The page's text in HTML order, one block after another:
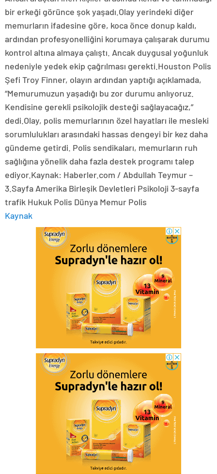
bir erkeği görünce şok yaşadı.Olay yerindeki diğer
memurların ifadesine göre, koca önce donup kaldı,
ardından profesyonelliğini korumaya çalışarak durumu
kontrol altına almaya çalıştı. Ancak duygusal yoğunluk
nedeniyle yedek ekip çağrılması gerekti.Houston Polis
Şefi Troy Finner, olayın ardından yaptığı açıklamada,
“Memurumuzun yaşadığı bu zor durumu anlıyoruz.
Kendisine gerekli psikolojik desteği sağlayacağız,”
dedi.Olay, polis memurlarının özel hayatları ile mesleki
sorumlulukları arasındaki hassas dengeyi bir kez daha
gündeme getirdi. Polis sendikaları, memurların ruh
sağlığına yönelik daha fazla destek programı talep
ediyor.Kaynak: Haberler.com / Abdullah Teymur –
3.Sayfa Amerika Birleşik Devletleri Psikoloji 3-sayfa
trafik Hukuk Polis Dünya Memur Polis
Kaynak